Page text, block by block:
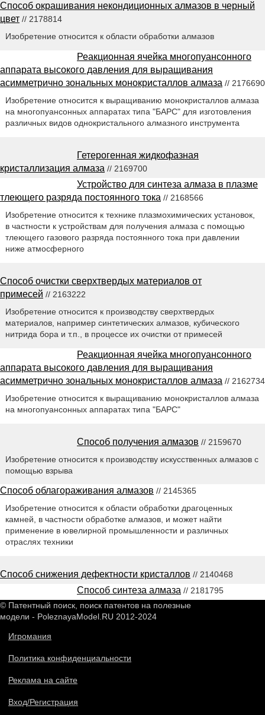
Способ окрашивания некондиционных алмазов в черный
цвет // 2178814
Изобретение относится к области обработки алмазов
Реакционная ячейка многопуансонного
аппарата высокого давления для выращивания
асимметрично зональных монокристаллов алмаза // 2176690
Изобретение относится к выращиванию монокристаллов алмаза
на многопуансонных аппаратах типа "БАРС" для изготовления
различных видов однокристального алмазного инструмента
Гетерогенная жидкофазная
кристаллизация алмаза // 2169700
Устройство для синтеза алмаза в плазме
тлеющего разряда постоянного тока // 2168566
Изобретение относится к технике плазмохимических установок,
в частности к устройствам для получения алмаза с помощью
тлеющего газового разряда постоянного тока при давлении
ниже атмосферного
Способ очистки сверхтвердых материалов от
примесей // 2163222
Изобретение относится к производству сверхтвердых
материалов, например синтетических алмазов, кубического
нитрида бора и т.п., в процессе их очистки от примесей
Реакционная ячейка многопуансонного
аппарата высокого давления для выращивания
асимметрично зональных монокристаллов алмаза // 2162734
Изобретение относится к выращиванию монокристаллов алмаза
на многопуансонных аппаратах типа "БАРС"
Способ получения алмазов // 2159670
Изобретение относится к производству искусственных алмазов с
помощью взрыва
Способ облагораживания алмазов // 2145365
Изобретение относится к области обработки драгоценных
камней, в частности обработке алмазов, и может найти
применение в ювелирной промышленности и различных
отраслях техники
Способ снижения дефектности кристаллов // 2140468
Способ синтеза алмаза // 2181795
© Патентный поиск, поиск патентов на полезные
модели - PoleznayaModel.RU 2012-2024
Игромания
Политика конфиденциальности
Реклама на сайте
Вход/Регистрация